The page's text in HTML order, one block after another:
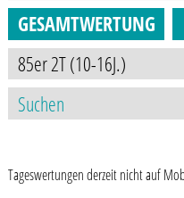
GESAMTWERTUNG
Tageswertungen derzeit nicht auf